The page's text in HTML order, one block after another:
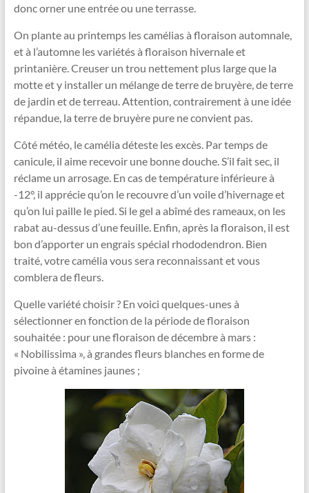
donc orner une entrée ou une terrasse.
On plante au printemps les camélias à floraison automnale,
et à l’automne les variétés à floraison hivernale et
printanière. Creuser un trou nettement plus large que la
motte et y installer un mélange de terre de bruyère, de terre
de jardin et de terreau. Attention, contrairement à une idée
répandue, la terre de bruyère pure ne convient pas.
Côté météo, le camélia déteste les excès. Par temps de
canicule, il aime recevoir une bonne douche. S’il fait sec, il
réclame un arrosage. En cas de température inférieure à
-12°, il apprécie qu’on le recouvre d’un voile d’hivernage et
qu’on lui paille le pied. Si le gel a abîmé des rameaux, on les
rabat au-dessus d’une feuille. Enfin, après la floraison, il est
bon d’apporter un engrais spécial rhododendron. Bien
traité, votre camélia vous sera reconnaissant et vous
comblera de fleurs.
Quelle variété choisir ? En voici quelques-unes à
sélectionner en fonction de la période de floraison
souhaitée : pour une floraison de décembre à mars :
« Nobilissima », à grandes fleurs blanches en forme de
pivoine à étamines jaunes ;